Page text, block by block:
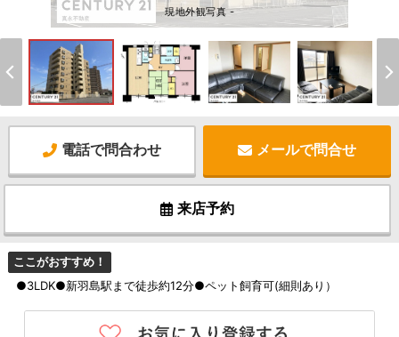
現地外観写真 -
電話で問合わせ メールで問合せ
来店予約
ここがおすすめ！
●3LDK●新羽島駅まで徒歩約12分●ペット飼育可(細則あり）